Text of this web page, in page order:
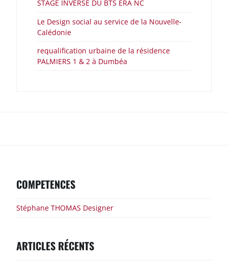
STAGE INVERSÉ DU BTS ERA NC
Le Design social au service de la Nouvelle-
Calédonie
requalification urbaine de la résidence
PALMIERS 1 & 2 à Dumbéa
COMPETENCES
Stéphane THOMAS Designer
ARTICLES RÉCENTS